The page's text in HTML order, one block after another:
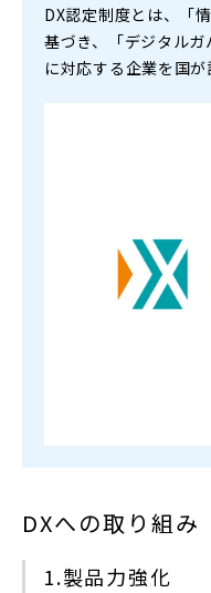
DX認定制度とは、「
基づき、「デジタル
に対応する企業を国が
DXへの取り組み
1.製品力強化